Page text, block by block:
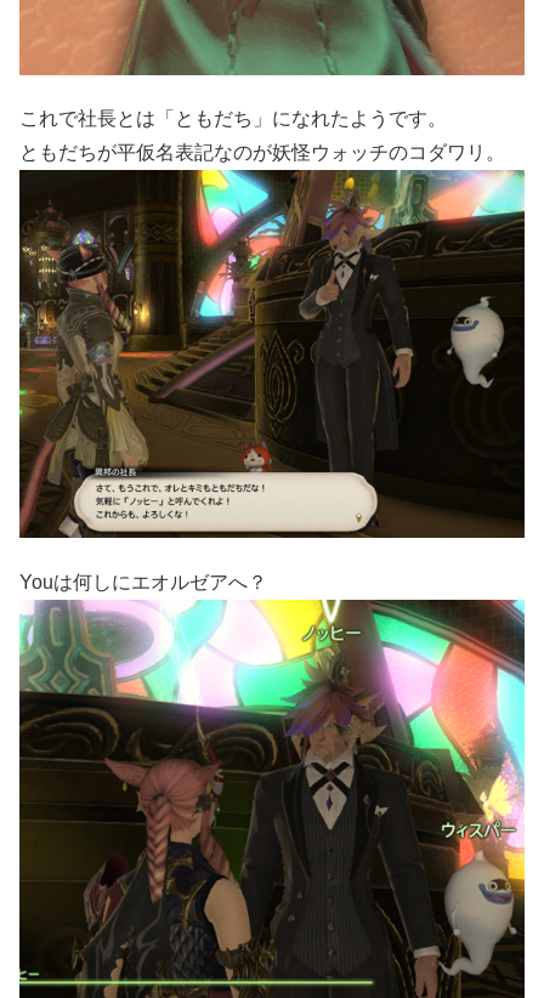
これで社長とは「ともだち」になれたようです。
ともだちが平仮名表記なのが妖怪ウォッチのコダワリ。
Youは何しにエオルゼアへ？